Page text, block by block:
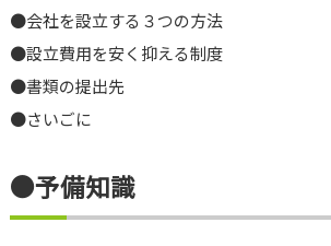
●会社を設立する３つの方法
●設立費用を安く抑える制度
●書類の提出先
●さいごに
●予備知識